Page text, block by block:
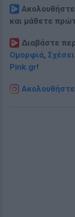
και μάθετε
Διαβάστε
Ομορφιά,
Pink.gr!